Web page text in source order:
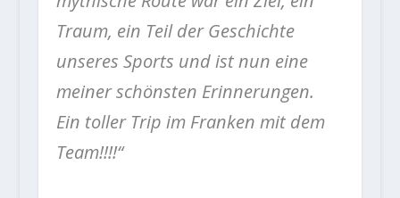
Traum, ein Teil der Geschichte
unseres Sports und ist nun eine
meiner schönsten Erinnerungen.
Ein toller Trip im Franken mit dem
Team!!!!“